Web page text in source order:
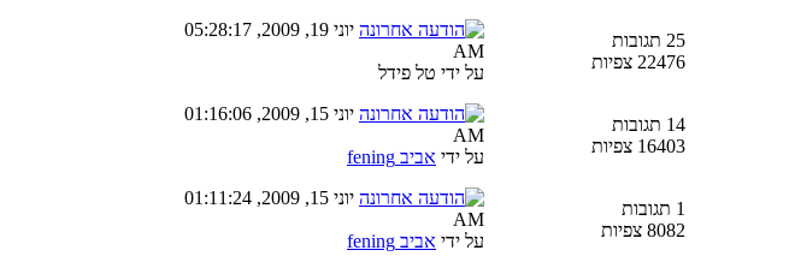
25 תגובות
22476 צפיות
יוני 19, 2009, 05:28:17
AM
על ידי טל פידל
14 תגובות
16403 צפיות
יוני 15, 2009, 01:16:06
AM
על ידי אביב fening
1 תגובות
8082 צפיות
יוני 15, 2009, 01:11:24
AM
על ידי אביב fening